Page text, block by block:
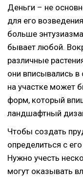
Деньги – не
для его
больше
бывает любой.
различные
они вписывались
на участке может
форм, который
ландшафтный
Чтобы создать
определиться с
Нужно учесть
могут оказывать